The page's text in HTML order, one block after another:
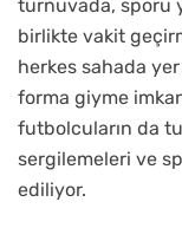
turnuvada, sporu
birlikte vakit
herkes sahada
forma giyme
futbolcuların da
sergilemeleri ve
ediliyor.